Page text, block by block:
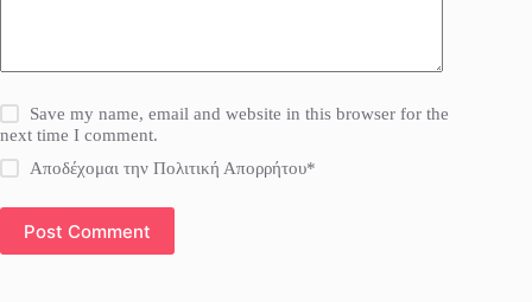
Save my name, email and website in this browser for the
next time I comment.
Αποδέχομαι την Πολιτική Απορρήτου*
Post Comment